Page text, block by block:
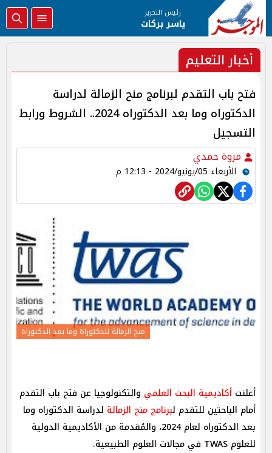
رئيس التحرير
ياسر بركات
أخبار التعليم
فتح باب التقدم لبرنامج منح الزمالة لدراسة
الدكتوراه وما بعد الدكتوراه 2024.. الشروط ورابط
التسجيل
مروة حمدي
الأربعاء 05/يونيو/2024 - 12:13 م
منح الزمالة للدكتوراة وما بعد الدكتوراة
أعلنت أكاديمية البحث العلمي والتكنولوجيا عن فتح باب التقدم
أمام الباحثين للتقدم لبرنامج منح الزمالة لدراسة الدكتوراه وما
بعد الدكتوراه لعام 2024، والمُقدمة من الأكاديمية الدولية
للعلوم TWAS في مجالات العلوم الطبيعية.